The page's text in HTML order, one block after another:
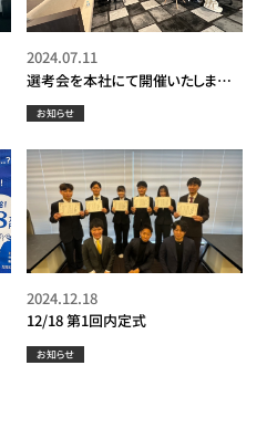
選考会を本社にて開催いたしまし
た！
2024.07.11
お知らせ
12/18 第1回内定式
2024.12.18
お知らせ